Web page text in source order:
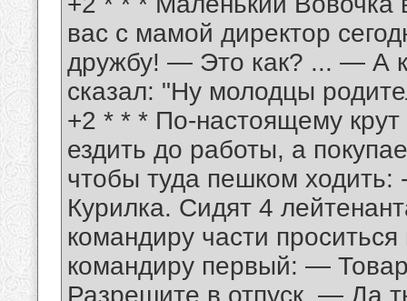
вас с мамой директор
дружбу! — Это как? ... — А
сказал: "Ну молодцы
+2 * * * По-настоящему крут
ездить до работы, а
чтобы туда пешком
Курилка. Сидят 4
командиру части
командиру первый: —